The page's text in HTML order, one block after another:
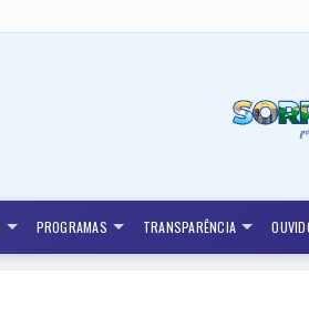
PROGRAMAS TRANSPARÊNCIA